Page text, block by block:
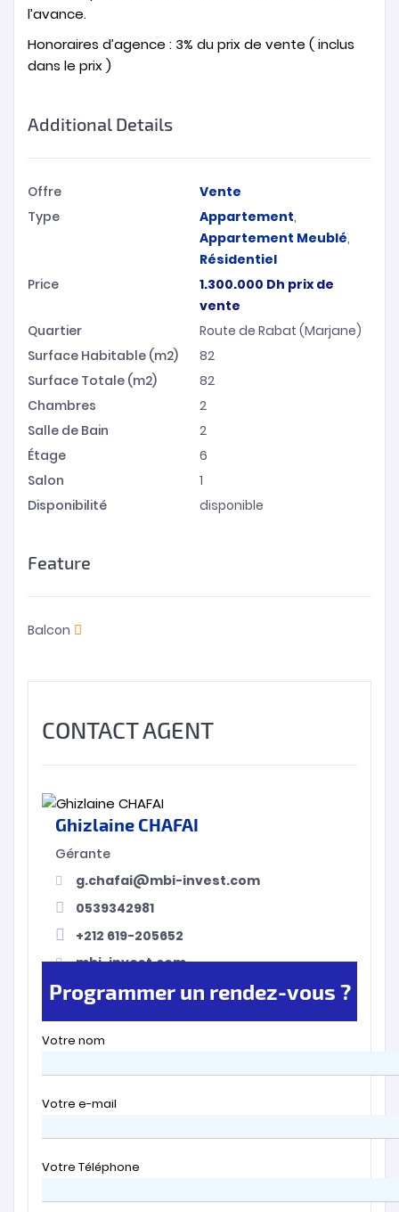
l’avance.
Honoraires d’agence : 3% du prix de vente ( inclus
dans le prix )
Additional Details
Offre
Vente
Type
Appartement,
Appartement Meublé,
Résidentiel
Price
1.300.000 Dh prix de
vente
Quartier
Route de Rabat (Marjane)
Surface Habitable (m2)
82
Surface Totale (m2)
82
Chambres
2
Salle de Bain
2
Étage
6
Salon
1
Disponibilité
disponible
Feature
Balcon
CONTACT AGENT
Ghizlaine CHAFAI
Gérante
g.chafai@mbi-invest.com
0539342981
+212 619-205652
mbi-invest.com
Programmer un rendez-vous ?
Votre nom
Votre e-mail
Votre Téléphone